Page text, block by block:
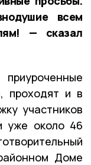
всем
— сказал
приуроченные
проходят и в
участников
уже около 46
Доме